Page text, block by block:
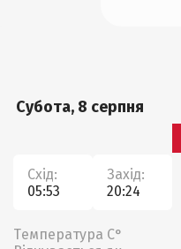
Субота, 8 серпня
Схід:
05:53
Захід:
20:24
Температура С°